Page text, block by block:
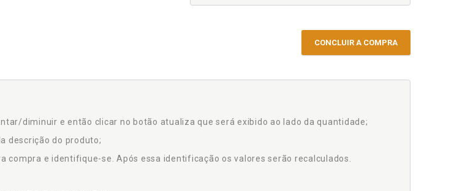
CONCLUIR A COMPRA
diminuir e então clicar no botão atualiza que será exibido ao lado da quantidade;
descrição do produto;
compra e identifique-se. Após essa identificação os valores serão recalculados.